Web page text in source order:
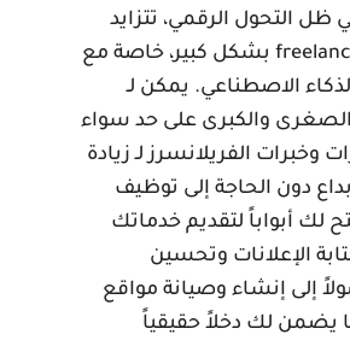
التحول الرقمي، تتزايد
فرص الربح من freelancing بشكل كبير، خاصة مع
الاصطناعي. يمكن لـ
والكبرى على حد سواء
الفريلانسرز لـ زيادة
دون الحاجة إلى توظيف
أبواباً لتقديم خدماتك
الإعلانات وتحسين
إنشاء وصيانة مواقع
لك دخلاً حقيقياً